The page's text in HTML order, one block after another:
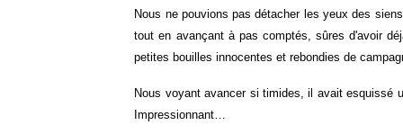
Nous ne pouvions pas détacher les yeux des
tout en avançant à pas comptés, sûres d'avoir
petites bouilles innocentes et rebondies de
Nous voyant avancer si timides, il avait esquissé
Impressionnant…